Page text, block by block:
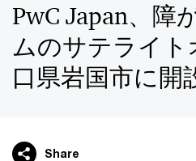
PwC Japan、障
ムのサテライト
口県岩国市に開
Share